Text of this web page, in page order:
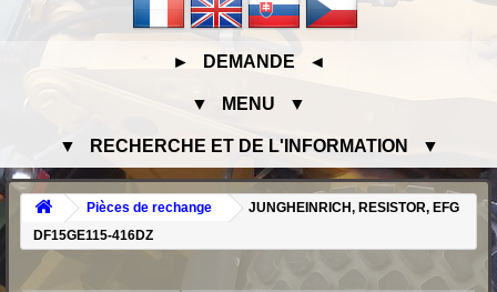
► DEMANDE ◄
▼ MENU ▼
▼ RECHERCHE ET DE L'INFORMATION ▼
Pièces de rechange
JUNGHEINRICH, RESISTOR, EFG
DF15GE115-416DZ